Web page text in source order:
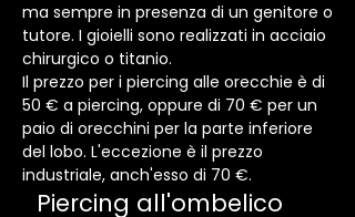
ma sempre in presenza di un genitore o
tutore. I gioielli sono realizzati in acciaio
chirurgico o titanio.
Il prezzo per i piercing alle orecchie è di
50 € a piercing, oppure di 70 € per un
paio di orecchini per la parte inferiore
del lobo. L'eccezione è il prezzo
industriale, anch'esso di 70 €.
Piercing all'ombelico